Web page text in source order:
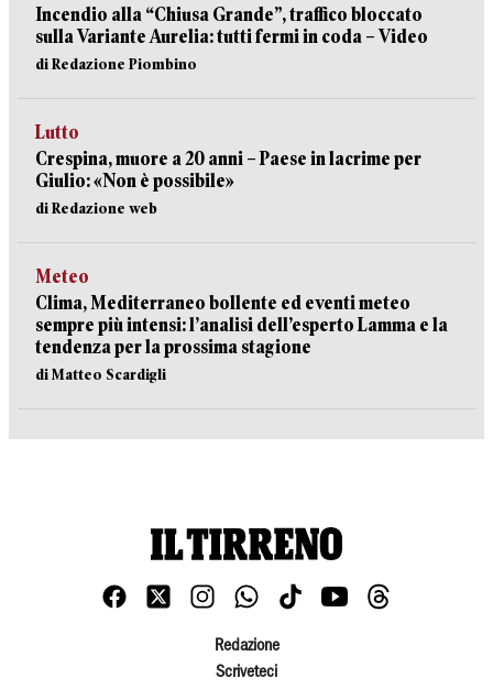
Incendio alla “Chiusa Grande”, traffico bloccato
sulla Variante Aurelia: tutti fermi in coda – Video
di Redazione Piombino
Lutto
Crespina, muore a 20 anni – Paese in lacrime per
Giulio: «Non è possibile»
di Redazione web
Meteo
Clima, Mediterraneo bollente ed eventi meteo
sempre più intensi: l’analisi dell’esperto Lamma e la
tendenza per la prossima stagione
di Matteo Scardigli
Redazione
Scriveteci